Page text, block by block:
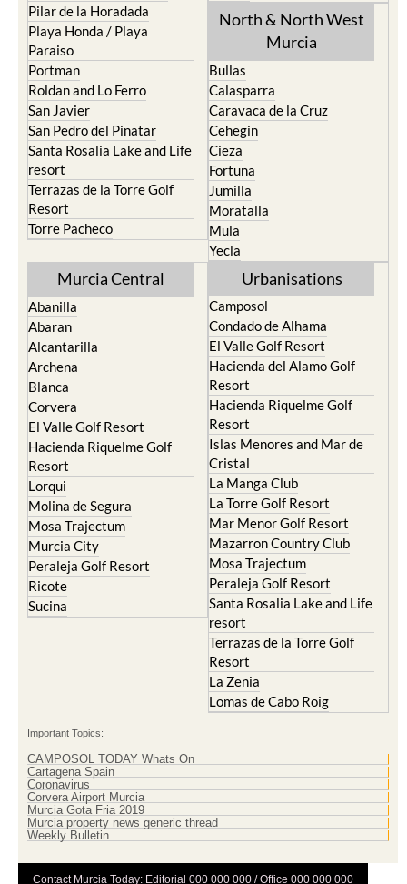
Pilar de la Horadada
Playa Honda / Playa
Paraiso
Portman
Roldan and Lo Ferro
San Javier
San Pedro del Pinatar
Santa Rosalia Lake and Life
resort
Terrazas de la Torre Golf
Resort
Torre Pacheco
North & North West
Murcia
Bullas
Calasparra
Caravaca de la Cruz
Cehegin
Cieza
Fortuna
Jumilla
Moratalla
Mula
Yecla
Murcia Central
Abanilla
Abaran
Alcantarilla
Archena
Blanca
Corvera
El Valle Golf Resort
Hacienda Riquelme Golf
Resort
Lorqui
Molina de Segura
Mosa Trajectum
Murcia City
Peraleja Golf Resort
Ricote
Sucina
Urbanisations
Camposol
Condado de Alhama
El Valle Golf Resort
Hacienda del Alamo Golf
Resort
Hacienda Riquelme Golf
Resort
Islas Menores and Mar de
Cristal
La Manga Club
La Torre Golf Resort
Mar Menor Golf Resort
Mazarron Country Club
Mosa Trajectum
Peraleja Golf Resort
Santa Rosalia Lake and Life
resort
Terrazas de la Torre Golf
Resort
La Zenia
Lomas de Cabo Roig
Important Topics:
CAMPOSOL TODAY Whats On
Cartagena Spain
Coronavirus
Corvera Airport Murcia
Murcia Gota Fria 2019
Murcia property news generic thread
Weekly Bulletin
Contact Murcia Today: Editorial 000 000 000 / Office 000 000 000